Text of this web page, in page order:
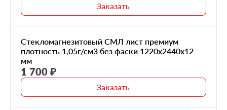
Заказать
Стекломагнезитовый СМЛ лист премиум
плотность 1,05г/см3 без фаски 1220x2440x12
мм
1 700 ₽
Заказать